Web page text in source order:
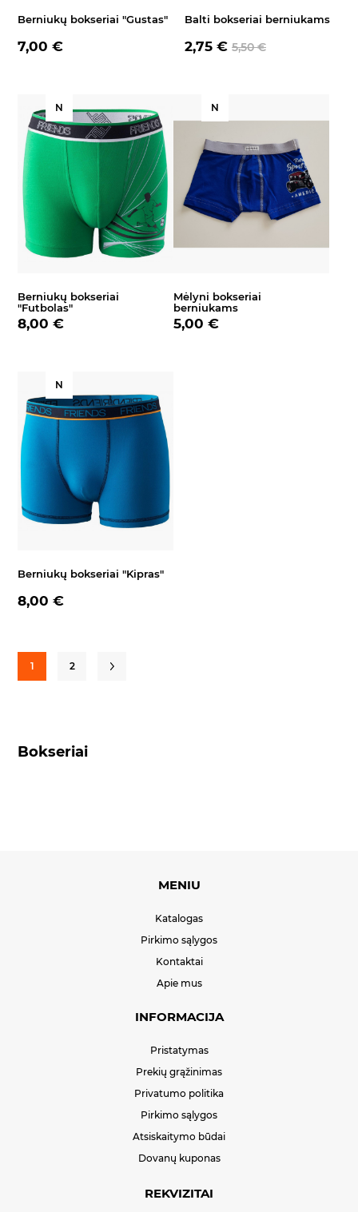
Berniukų bokseriai "Gustas"
7,00 €
Balti bokseriai berniukams
2,75 € 5,50 €
N
Berniukų bokseriai
"Futbolas"
8,00 €
N
Mėlyni bokseriai
berniukams
5,00 €
N
Berniukų bokseriai "Kipras"
8,00 €
1 2
Bokseriai
MENIU
Katalogas
Pirkimo sąlygos
Kontaktai
Apie mus
INFORMACIJA
Pristatymas
Prekių grąžinimas
Privatumo politika
Pirkimo sąlygos
Atsiskaitymo būdai
Dovanų kuponas
REKVIZITAI